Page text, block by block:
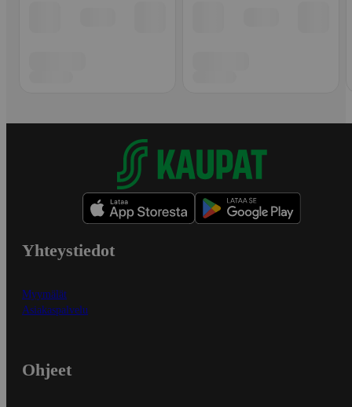
Yhteystiedot
Myymälät
Asiakaspalvelu
Ohjeet